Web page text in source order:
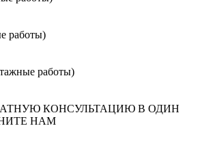
КОНСУЛЬТАЦИЮ В ОДИН
НАМ